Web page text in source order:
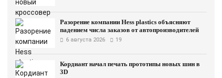
Разорение компании Hess plastics объясняют
падением числа заказов от автопроизводителей
6 августа 2026 19
Кордиант начал печать прототипы новых шин в
3D